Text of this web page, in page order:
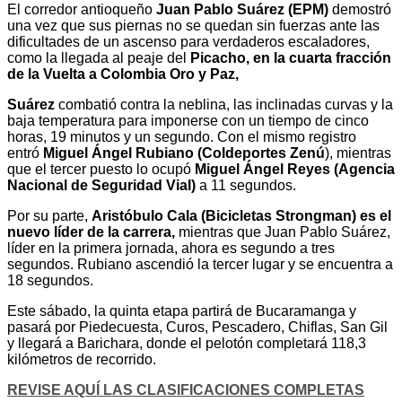
El corredor antioqueño Juan Pablo Suárez (EPM) demostró
una vez que sus piernas no se quedan sin fuerzas ante las
dificultades de un ascenso para verdaderos escaladores,
como la llegada al peaje del
Picacho, en la cuarta fracción
de la Vuelta a Colombia Oro y Paz,
Suárez combatió contra la neblina, las inclinadas curvas y la
baja temperatura para imponerse con un tiempo de cinco
horas, 19 minutos y un segundo. Con el mismo registro
entró Miguel Ángel Rubiano (Coldeportes Zenú), mientras
que el tercer puesto lo ocupó Miguel Ángel Reyes (Agencia
Nacional de Seguridad Vial) a 11 segundos.
Por su parte, Aristóbulo Cala (Bicicletas Strongman) es el
nuevo líder de la carrera, mientras que Juan Pablo Suárez,
líder en la primera jornada, ahora es segundo a tres
segundos. Rubiano ascendió la tercer lugar y se encuentra a
18 segundos.
Este sábado, la quinta etapa partirá de Bucaramanga y
pasará por Piedecuesta, Curos, Pescadero, Chiflas, San Gil
y llegará a Barichara, donde el pelotón completará 118,3
kilómetros de recorrido.
REVISE AQUÍ LAS CLASIFICACIONES COMPLETAS